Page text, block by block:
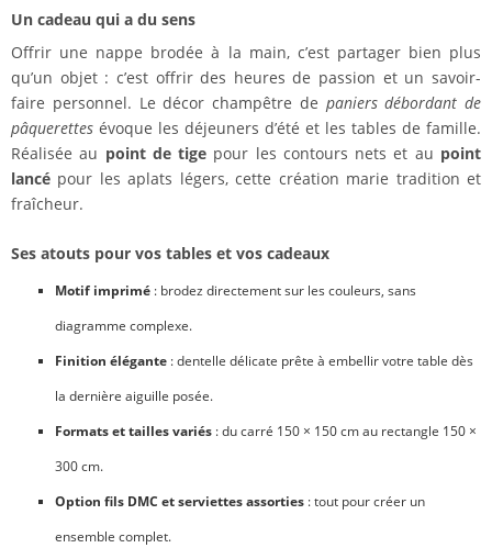
Un cadeau qui a du sens
Offrir une nappe brodée à la main, c’est partager bien plus
qu’un objet : c’est offrir des heures de passion et un savoir-
faire personnel. Le décor champêtre de paniers débordant de
pâquerettes évoque les déjeuners d’été et les tables de famille.
Réalisée au point de tige pour les contours nets et au point
lancé pour les aplats légers, cette création marie tradition et
fraîcheur.
Ses atouts pour vos tables et vos cadeaux
Motif imprimé : brodez directement sur les couleurs, sans
diagramme complexe.
Finition élégante : dentelle délicate prête à embellir votre table dès
la dernière aiguille posée.
Formats et tailles variés : du carré 150 × 150 cm au rectangle 150 ×
300 cm.
Option fils DMC et serviettes assorties : tout pour créer un
ensemble complet.